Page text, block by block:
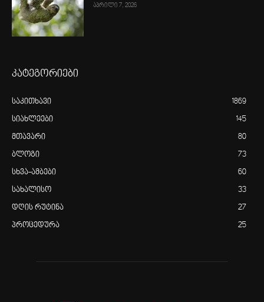
აპრილი 7, 2026
კატეგორიები
საკითხავი 1869
სიახლეები 145
მთავარი 80
ბლოგი 73
სხვა-ამბები 60
სახალისო 33
დღის რუტინა 27
პროცედურა 25